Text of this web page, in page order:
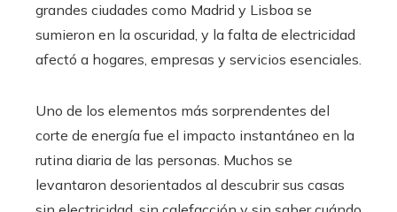
grandes ciudades como Madrid y Lisboa se
sumieron en la oscuridad, y la falta de electricidad
afectó a hogares, empresas y servicios esenciales.
Uno de los elementos más sorprendentes del
corte de energía fue el impacto instantáneo en la
rutina diaria de las personas. Muchos se
levantaron desorientados al descubrir sus casas